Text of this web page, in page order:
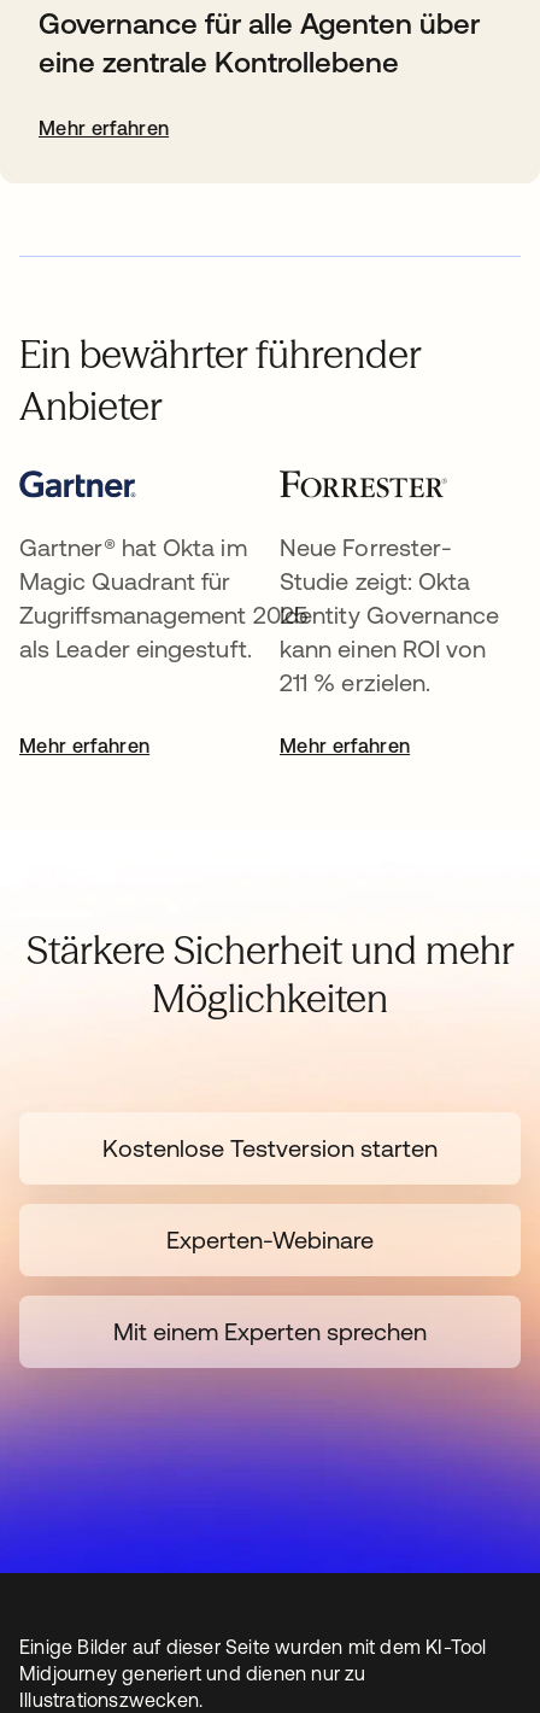
Governance für alle Agenten über
eine zentrale Kontrollebene
Mehr erfahren
Ein bewährter führender
Anbieter
Gartner® hat Okta im
Magic Quadrant für
Zugriffsmanagement 2025
als Leader eingestuft.
Mehr erfahren
Neue Forrester-
Studie zeigt: Okta
Identity Governance
kann einen ROI von
211 % erzielen.
Mehr erfahren
Stärkere Sicherheit und mehr
Möglichkeiten
Kostenlose Testversion starten
Experten-Webinare
Mit einem Experten sprechen
Einige Bilder auf dieser Seite wurden mit dem KI-Tool
Midjourney generiert und dienen nur zu
Illustrationszwecken.